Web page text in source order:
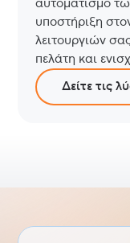
υποστήριξη
λειτουργιών
πελάτη και
Δείτε τις